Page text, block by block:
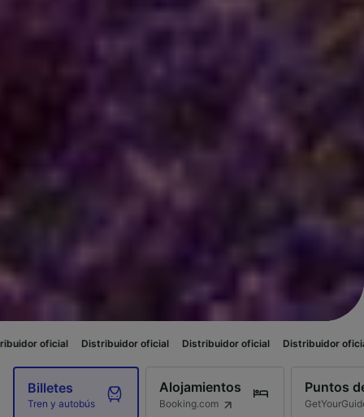
Distribuidor oficial Distribuidor oficial Distribuidor oficial
Billetes
Tren y autobús
Alojamientos
Booking.com
Puntos